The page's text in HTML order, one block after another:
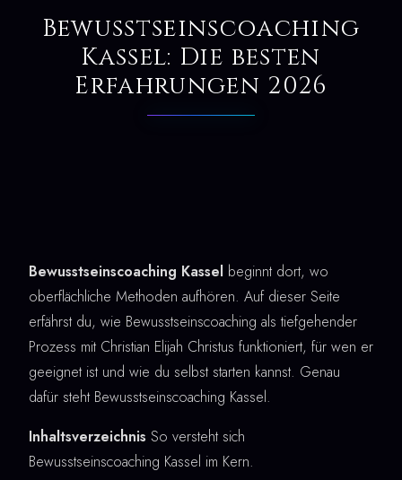
Bewusstseinscoaching
Kassel: Die besten
Erfahrungen 2026
Bewusstseinscoaching Kassel beginnt dort, wo
oberflächliche Methoden aufhören. Auf dieser Seite
erfährst du, wie Bewusstseinscoaching als tiefgehender
Prozess mit Christian Elijah Christus funktioniert, für wen er
geeignet ist und wie du selbst starten kannst. Genau
dafür steht Bewusstseinscoaching Kassel.
Inhaltsverzeichnis So versteht sich
Bewusstseinscoaching Kassel im Kern.